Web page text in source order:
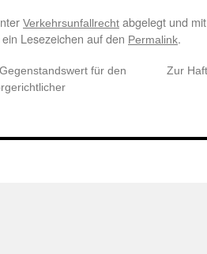
Verkehrsunfallrecht abgelegt und
Lesezeichen auf den Permalink.
für den
Zur